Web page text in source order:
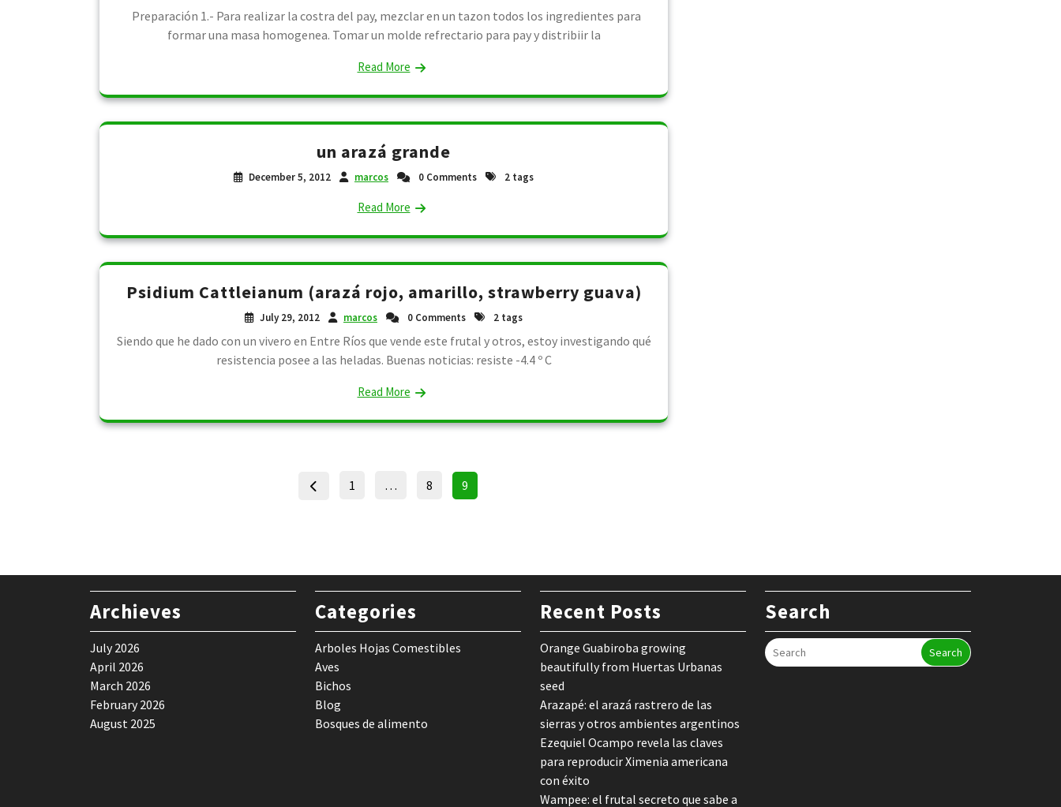
Preparación 1.- Para realizar la costra del pay, mezclar en un tazon todos los ingredientes para
formar una masa homogenea. Tomar un molde refrectario para pay y distribiir la
Read More
un arazá grande
December 5, 2012 marcos 0 Comments 2 tags
Read More
Psidium Cattleianum (arazá rojo, amarillo, strawberry guava)
July 29, 2012 marcos 0 Comments 2 tags
Siendo que he dado con un vivero en Entre Ríos que vende este frutal y otros, estoy investigando qué
resistencia posee a las heladas. Buenas noticias: resiste -4.4 º C
Read More
Posts
Page
1 … Page
8 Page
9
Archieves
July 2026
April 2026
March 2026
February 2026
August 2025
Categories
Arboles Hojas Comestibles
Aves
Bichos
Blog
Bosques de alimento
Recent Posts
Orange Guabiroba growing
beautifully from Huertas Urbanas
seed
Arazapé: el arazá rastrero de las
sierras y otros ambientes argentinos
Ezequiel Ocampo revela las claves
para reproducir Ximenia americana
con éxito
Wampee: el frutal secreto que sabe a
Search
Search